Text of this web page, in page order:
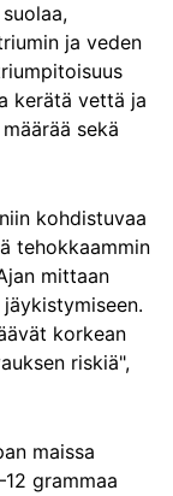
ja veden
kerätä vettä ja
sekä
kohdistuvaa
tehokkaammin
mittaan
korkean
riskiä",
maissa
grammaa